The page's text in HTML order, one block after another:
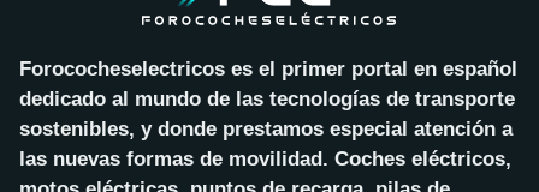
Forococheselectricos es el primer portal en español
dedicado al mundo de las tecnologías de transporte
sostenibles, y donde prestamos especial atención a
las nuevas formas de movilidad. Coches eléctricos,